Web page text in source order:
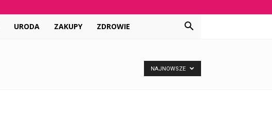
URODA ZAKUPY ZDROWIE
NAJNOWSZE